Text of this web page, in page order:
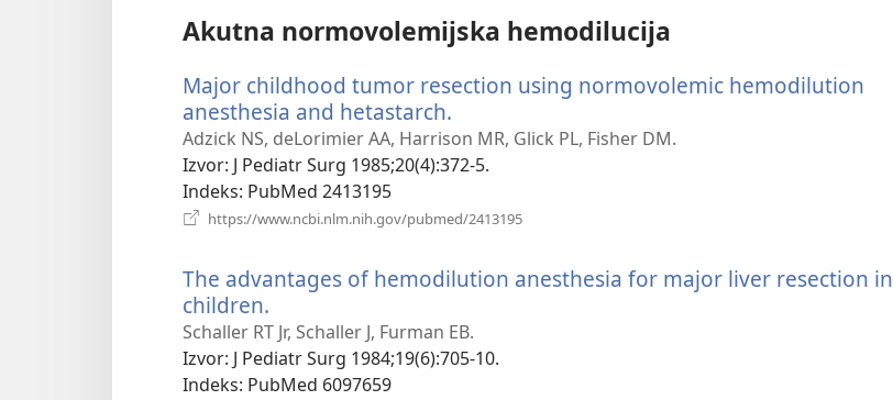
Akutna normovolemijska hemodilucija
Major childhood tumor resection using normovolemic hemodilution
anesthesia and hetastarch.
se
novi
Adzick NS, deLorimier AA, Harrison MR, Glick PL, Fisher DM.
Izvor‎: J Pediatr Surg 1985;20(4):372-5.
Indeks‎: PubMed 2413195
https://www.ncbi.nlm.nih.gov/pubmed/2413195
prozor)
The advantages of hemodilution anesthesia for major liver resection in
children.
se
novi
prozor)
Schaller RT Jr, Schaller J, Furman EB.
Izvor‎: J Pediatr Surg 1984;19(6):705-10.
Indeks‎: PubMed 6097659